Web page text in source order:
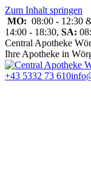
Zum Inhalt springen
MO: 08:00 - 12:30
14:00 - 18:30, SA:
Central Apotheke
Ihre Apotheke in
+43 5332 73 610